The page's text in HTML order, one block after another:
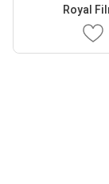
Royal